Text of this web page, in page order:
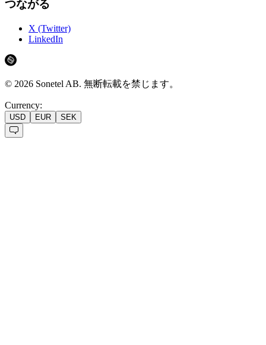
つながる
X (Twitter)
LinkedIn
© 2026 Sonetel AB. 無断転載を禁じます。
Currency:
USD EUR SEK